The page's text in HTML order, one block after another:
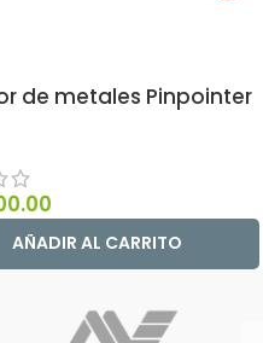
de metales Pinpointer
AÑADIR AL CARRITO